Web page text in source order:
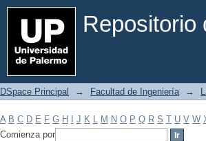
Repositorio
Filtrar por: Materia
DSpace Principal → Facultad de Ingeniería →
A B C D E F G H J K L M N O P Q R S T U V W
Comienza por